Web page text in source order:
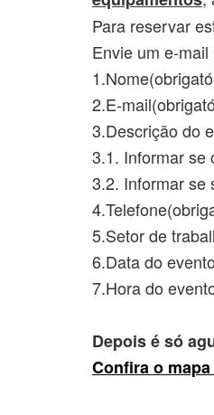
Para reservar
Envie um e-
2.E-
3.Descrição do
3.1. Informar se
3.2. Informar se
5.Setor de
6.Data do
7.Hora do
Depois é só
Confira o